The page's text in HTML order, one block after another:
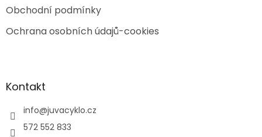
Obchodní podmínky
Ochrana osobních údajů-cookies
Kontakt
info@juvacyklo.cz
572 552 833